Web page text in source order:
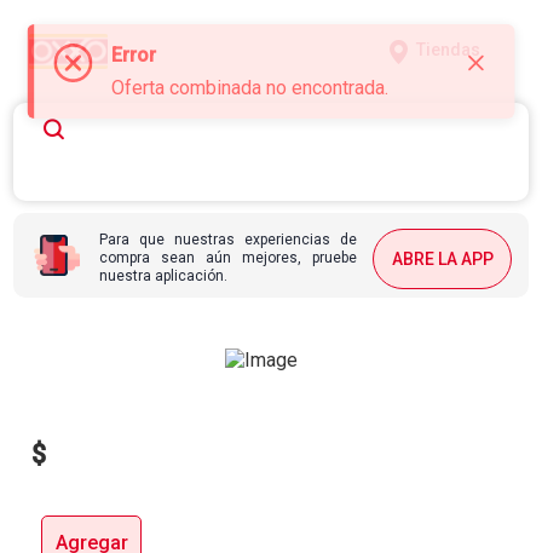
Error
Oferta combinada no encontrada.
Tiendas
Para que nuestras experiencias de
compra sean aún mejores, pruebe
nuestra aplicación.
ABRE LA APP
$
Agregar